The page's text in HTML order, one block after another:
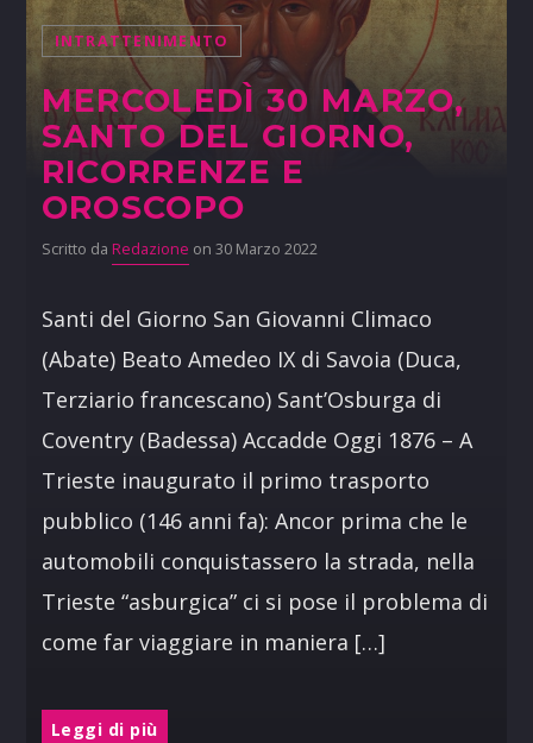
INTRATTENIMENTO
MERCOLEDÌ 30 MARZO,
SANTO DEL GIORNO,
RICORRENZE E
OROSCOPO
Scritto da Redazione on 30 Marzo 2022
Santi del Giorno San Giovanni Climaco
(Abate) Beato Amedeo IX di Savoia (Duca,
Terziario francescano) Sant’Osburga di
Coventry (Badessa) Accadde Oggi 1876 – A
Trieste inaugurato il primo trasporto
pubblico (146 anni fa): Ancor prima che le
automobili conquistassero la strada, nella
Trieste “asburgica” ci si pose il problema di
come far viaggiare in maniera […]
Leggi di più